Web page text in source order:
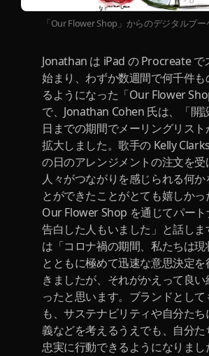
「Our Flower Shop」からのデジタルブー
Jonathan は iPad の Procreate で
始まり、わずか数週間で何千件
るようになった「Our Flower
で、Jonathan Cohen 氏は、「開
日までの期間でメーリングリスト
拡大しました。歌手の Kelly
の日のアレンジメントの注文を受
人々がつながりを感じられる何か
とができたことがとても嬉しか
Our Flower Shop を通じてパート
告白した人もいました」と話し
は「コロナ禍の期間、私たちは現
とともに極めて迅速な意思決定
きましたが、それがかえって良
ったと思います。ブランドとし
も、サステナビリティや自分た
義などを考えるうえでも、自分
忠実に行動できるようになりまし